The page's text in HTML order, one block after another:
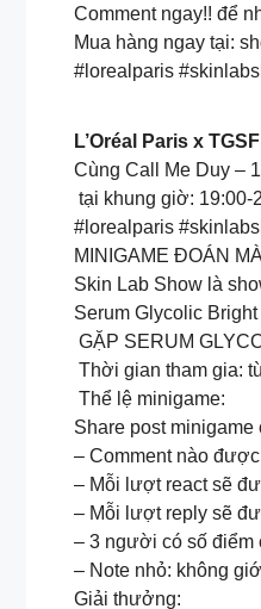
Comment ngay!! để
Mua hàng ngay tại:
#lorealparis
L’Oréal Paris x
Cùng Call Me Duy –
tại khung giờ: 19:00-
#lorealparis
MINIGAME ĐOÁN
Skin Lab Show là
Serum Glycolic
GẶP SERUM
Thời gian tham gia:
Thể lệ minigame:
Share post
– Comment nào
– Mỗi lượt react sẽ
– Mỗi lượt reply sẽ
– 3 người có số điểm
– Note nhỏ: không
Giải thưởng: